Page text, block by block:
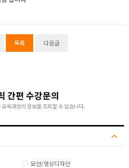
목록 다음글
간편 수강문의
육과정의 정보를 조회할 수 있습니다.
모션/영상디자인